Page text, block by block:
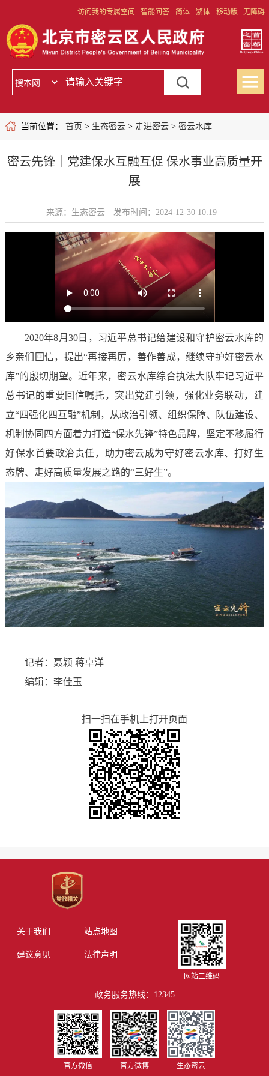
访问我的专属空间 智能问答 简体 繁体 移动版 无障碍
当前位置： 首页 > 生态密云> 走进密云> 密云水库
密云先锋｜党建保水互融互促 保水事业高质量开
展
来源：生态密云 发布时间：2024-12-30 10:19
2020年8月30日，习近平总书记给建设和守护密云水库的
乡亲们回信，提出“再接再厉，善作善成，继续守护好密云水
库”的殷切期望。近年来，密云水库综合执法大队牢记习近平
总书记的重要回信嘱托，突出党建引领，强化业务联动，建
立“四强化四互融”机制，从政治引领、组织保障、队伍建设、
机制协同四方面着力打造“保水先锋”特色品牌，坚定不移履行
好保水首要政治责任，助力密云成为守好密云水库、打好生
态牌、走好高质量发展之路的“三好生”。
记者：聂颖 蒋卓洋
编辑：李佳玉
扫一扫在手机上打开页面
关于我们 站点地图
建议意见 法律声明
网站二维码
政务服务热线：12345
官方微信 官方微博 生态密云